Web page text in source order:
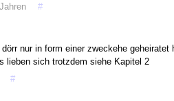
#
nur in form einer zweckehe geheiratet
lieben sich trotzdem siehe Kapitel 2
#